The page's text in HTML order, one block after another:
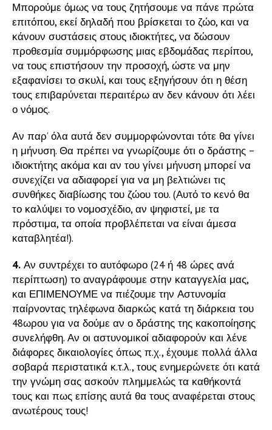
Μπορούμε όμως να τους ζητήσουμε να πάνε πρώτα
επιτόπου, εκεί δηλαδή που βρίσκεται το ζώο, και να
κάνουν συστάσεις στους ιδιοκτήτες, να δώσουν
προθεσμία συμμόρφωσης μιας εβδομάδας περίπου,
να τους επιστήσουν την προσοχή, ώστε να μην
εξαφανίσει το σκυλί, και τους εξηγήσουν ότι η θέση
τους επιβαρύνεται περαιτέρω αν δεν κάνουν ότι λέει
ο νόμος.
Αν παρ’ όλα αυτά δεν συμμορφώνονται τότε θα γίνει
η μήνυση. Θα πρέπει να γνωρίζουμε ότι ο δράστης –
ιδιοκτήτης ακόμα και αν του γίνει μήνυση μπορεί να
συνεχίζει να αδιαφορεί για να μη βελτιώνει τις
συνθήκες διαβίωσης του ζώου του. (Αυτό το κενό θα
το καλύψει το νομοσχέδιο, αν ψηφιστεί, με τα
πρόστιμα, τα οποία προβλέπεται να είναι άμεσα
καταβλητέα!).
4. Αν συντρέχει το αυτόφωρο (24 ή 48 ώρες ανά
περίπτωση) το αναγράφουμε στην καταγγελία μας,
και ΕΠΙΜΕΝΟΥΜΕ να πιέζουμε την Αστυνομία
παίρνοντας τηλέφωνα διαρκώς κατά τη διάρκεια του
48ωρου για να δούμε αν ο δράστης της κακοποίησης
συνελήφθη. Αν οι αστυνομικοί αδιαφορούν και λένε
διάφορες δικαιολογίες όπως π.χ., έχουμε πολλά άλλα
σοβαρά περιστατικά κ.τ.λ., τους ενημερώνετε ότι κατά
την γνώμη σας ασκούν πλημμελώς τα καθήκοντά
τους και πως επίσης αυτά θα τους αναφέρεται στους
ανωτέρους τους!